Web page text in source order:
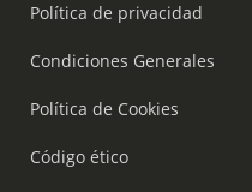
Política de privacidad
Condiciones Generales
Política de Cookies
Código ético